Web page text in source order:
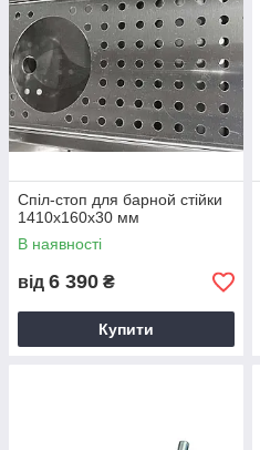
Спіл-стоп для барной стійки
1410х160х30 мм
В наявності
від 6 390 ₴
Купити